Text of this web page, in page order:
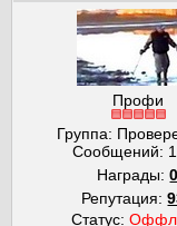
Профи
Группа:
Сообщений:
Награды:0
Репутация:
Статус: